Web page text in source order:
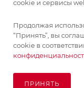
ПОМОЩЬ
cookie и сервисы
Продолжая
“Принять”, вы
cookie в
ПРИНЯТЬ